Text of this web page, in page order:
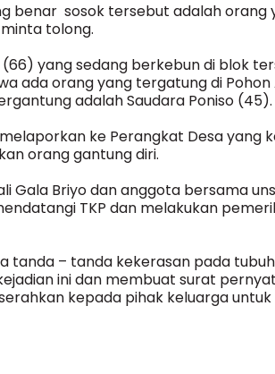
benar sosok tersebut adalah orang
tolong.
yang sedang berkebun di blok
ada orang yang tergatung di
adalah Saudara Poniso (45).
ke Perangkat Desa yang
orang gantung diri.
Gala Briyo dan anggota bersama
TKP dan melakukan
tanda – tanda kekerasan pada
ini dan membuat surat
kepada pihak keluarga untuk